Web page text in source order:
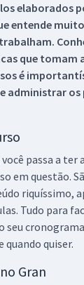
elaborados
entende
que tomam
é
administrar os
passa a ter
em questão.
riquíssimo,
Tudo para
quando quiser.
Gran